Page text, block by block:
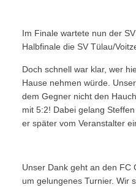
Im Finale wartete nun der
Halbfinale die SV Tülau/
Doch schnell war klar, wer
Hause nehmen würde.
dem Gegner nicht den
mit 5:2! Dabei gelang
er später vom Veranstalter
Unser Dank geht an den FC
um gelungenes Turnier. Wir